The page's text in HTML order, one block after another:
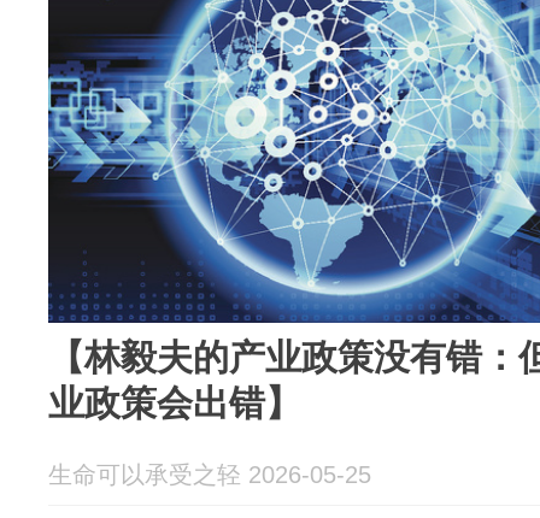
【林毅夫的产业政策没有错
业政策会出错】
生命可以承受之轻 2026-05-25